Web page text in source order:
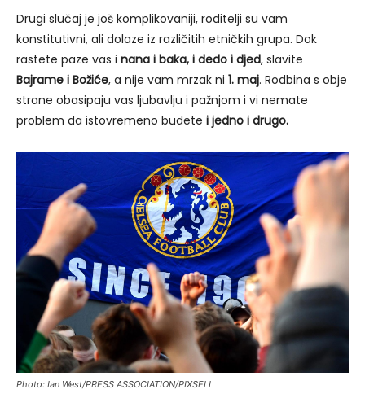
Drugi slučaj je još komplikovaniji, roditelji su vam
konstitutivni, ali dolaze iz različitih etničkih grupa. Dok
rastete paze vas i nana i baka, i dedo i djed, slavite
Bajrame i Božiće, a nije vam mrzak ni 1. maj. Rodbina s obje
strane obasipaju vas ljubavlju i pažnjom i vi nemate
problem da istovremeno budete i jedno i drugo.
Photo: Ian West/PRESS ASSOCIATION/PIXSELL